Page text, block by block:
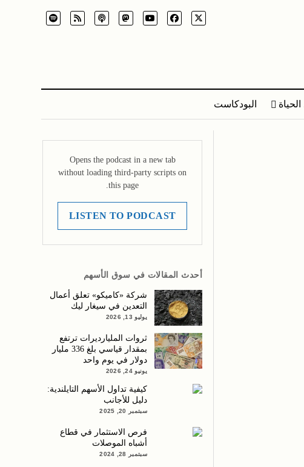
البودكاست
Opens the podcast in a new tab
without loading third-party scripts on
this page.
LISTEN TO PODCAST
أحدث المقالات في سوق الأسهم
شركة «كاميكو» تعلق أعمال
التعدين في سيغار ليك
يوليو 13, 2026
ثروات المليارديرات ترتفع
بمقدار قياسي بلغ 336 مليار
دولار في يوم واحد
يونيو 24, 2026
كيفية تداول الأسهم التايلندية:
دليل للأجانب
سبتمبر 20, 2025
فرص الاستثمار في قطاع
أشباه الموصلات
سبتمبر 28, 2024